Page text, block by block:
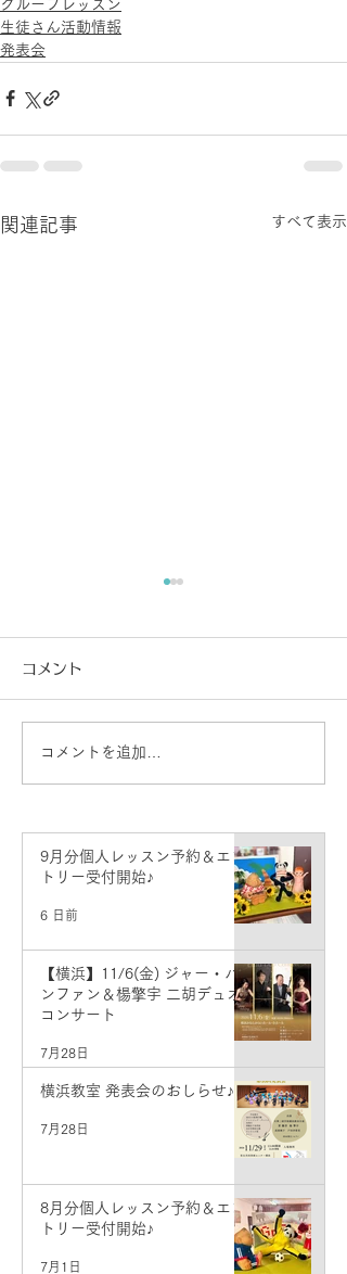
グループレッスン
生徒さん活動情報
発表会
関連記事 すべて表示
生徒さん活動情報♪せせら
コメント
コメントを追加…
9月分個人レッスン予約＆エン
トリー受付開始♪
6 日前
【横浜】11/6(金) ジャー・パ
ンファン＆楊擎宇 二胡デュオ
コンサート
7月28日
横浜教室 発表会のおしらせ♪
7月28日
8月分個人レッスン予約＆エン
トリー受付開始♪
7月1日